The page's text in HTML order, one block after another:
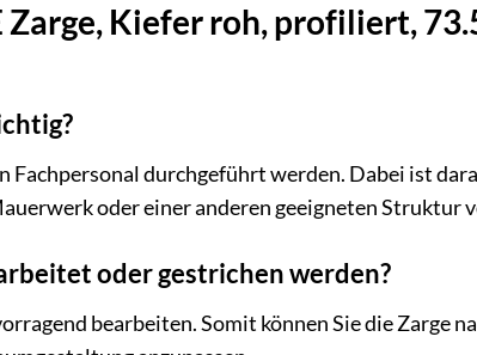
Zarge, Kiefer roh, profiliert,
durchgeführt werden. Dabei ist
oder einer anderen geeigneten Struktur
oder gestrichen werden?
bearbeiten. Somit können Sie die Zarge